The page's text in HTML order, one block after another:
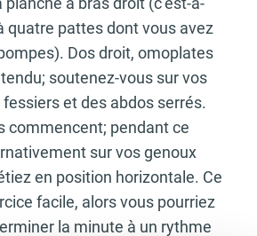
quatre pattes dont vous avez
Dos droit, omoplates
soutenez-vous sur vos
et des abdos serrés.
commencent; pendant ce
sur vos genoux
en position horizontale. Ce
facile, alors vous pourriez
la minute à un rythme